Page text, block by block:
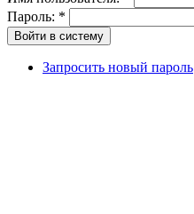
Пароль: *
Запросить новый пароль